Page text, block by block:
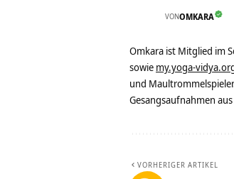
VONOMKARA
Omkara ist Mitglied im
sowie my.yoga-
und
Gesangsaufnahmen
VORHERIGER ARTIKEL